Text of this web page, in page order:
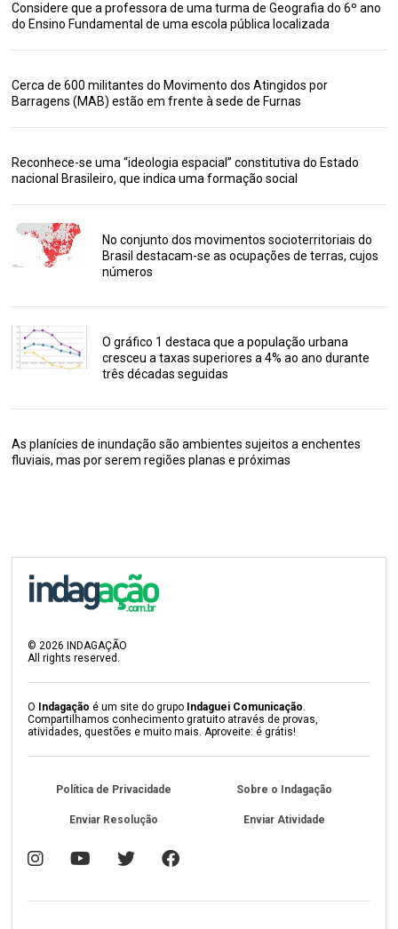
Considere que a professora de uma turma de Geografia do 6º ano
do Ensino Fundamental de uma escola pública localizada
Cerca de 600 militantes do Movimento dos Atingidos por
Barragens (MAB) estão em frente à sede de Furnas
Reconhece-se uma “ideologia espacial” constitutiva do Estado
nacional Brasileiro, que indica uma formação social
No conjunto dos movimentos socioterritoriais do
Brasil destacam-se as ocupações de terras, cujos
números
O gráfico 1 destaca que a população urbana
cresceu a taxas superiores a 4% ao ano durante
três décadas seguidas
As planícies de inundação são ambientes sujeitos a enchentes
fluviais, mas por serem regiões planas e próximas
©2026 INDAGAÇÃO
All rights reserved.
O Indagação é um site do grupo Indaguei Comunicação.
Compartilhamos conhecimento gratuito através de provas,
atividades, questões e muito mais. Aproveite: é grátis!
Política de Privacidade Sobre o Indagação
Enviar Resolução Enviar Atividade